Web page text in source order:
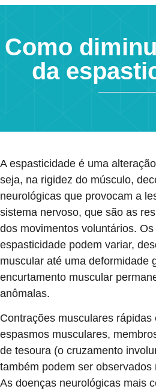
Como
da
A espasticidade é uma
seja, na rigidez do músculo,
neurológicas que provocam a
sistema nervoso, que são as
dos movimentos voluntários.
espasticidade podem variar,
muscular até uma deformidade
encurtamento muscular
anômalas.
Contrações musculares rápidas
espasmos musculares,
de tesoura (o cruzamento
também podem ser
As doenças neurológicas mais